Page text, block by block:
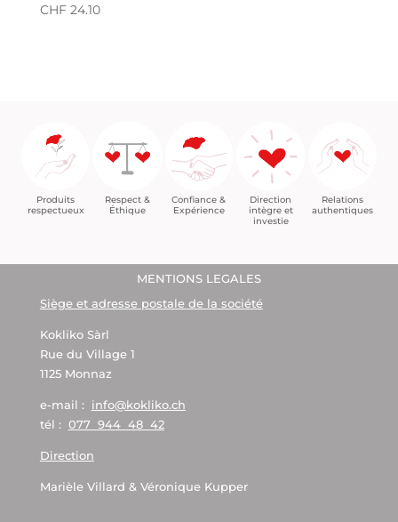
CHF24.10
Produits
respectueux
Respect &
Éthique
Confiance &
Expérience
Direction
intègre et
investie
Relations
authentiques
MENTIONS LEGALES
Siège et adresse postale de la société
Kokliko Sàrl
Rue du Village 1
1125 Monnaz
e-mail : info@kokliko.ch
tél : 077 944 48 42
Direction
Marièle Villard & Véronique Kupper